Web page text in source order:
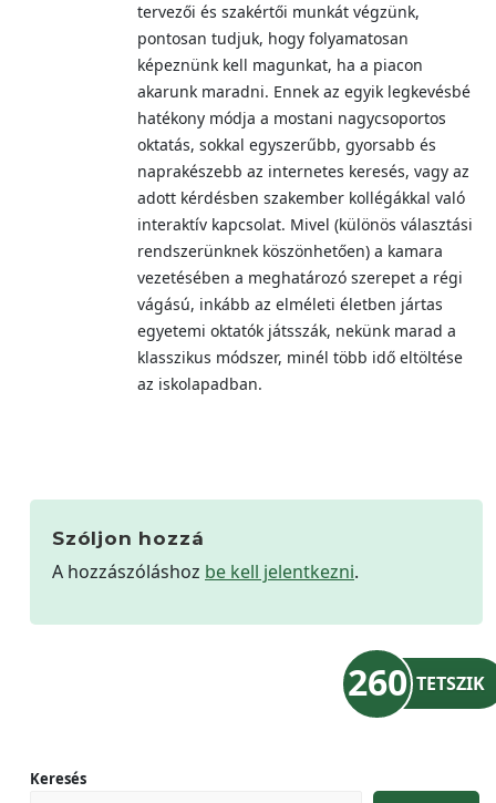
tervezői és szakértői munkát végzünk,
pontosan tudjuk, hogy folyamatosan
képeznünk kell magunkat, ha a piacon
akarunk maradni. Ennek az egyik legkevésbé
hatékony módja a mostani nagycsoportos
oktatás, sokkal egyszerűbb, gyorsabb és
naprakészebb az internetes keresés, vagy az
adott kérdésben szakember kollégákkal való
interaktív kapcsolat. Mivel (különös választási
rendszerünknek köszönhetően) a kamara
vezetésében a meghatározó szerepet a régi
vágású, inkább az elméleti életben jártas
egyetemi oktatók játsszák, nekünk marad a
klasszikus módszer, minél több idő eltöltése
az iskolapadban.
Szóljon hozzá
A hozzászóláshoz be kell jelentkezni.
260 TETSZIK
Keresés